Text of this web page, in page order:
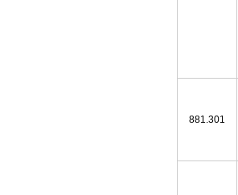
881.301